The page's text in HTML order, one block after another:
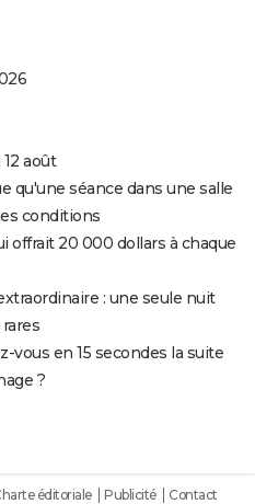
août
qu'une séance dans une salle
conditions
offrait 20 000 dollars à chaque
: une seule nuit
vous en 15 secondes la suite
?
éditoriale Publicité Contact